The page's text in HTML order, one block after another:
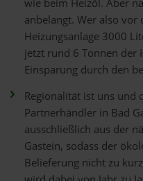
wie beim Heizöl. Aber
anbelangt. Wer also
Heizungsanlage 3000
jetzt rund 6 Tonnen der
Einsparung durch den
Regionalität ist uns und
Partnerhändler in Bad
ausschließlich aus der
Gastein, sodass der
Belieferung nicht zu